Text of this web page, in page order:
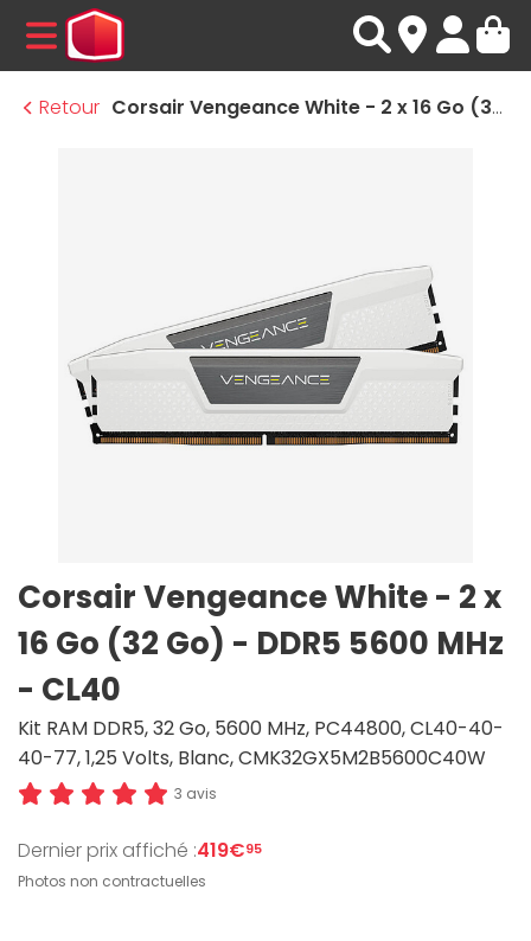
MENU
Retour
Corsair Vengeance White - 2 x 16 Go (32 Go) - DDR5 5600 MHz - CL40
Corsair Vengeance White - 2 x
16 Go (32 Go) - DDR5 5600 MHz
- CL40
Kit RAM DDR5, 32 Go, 5600 MHz, PC44800, CL40-40-
40-77, 1,25 Volts, Blanc, CMK32GX5M2B5600C40W
3 avis
Dernier prix affiché :419€95
Photos non contractuelles